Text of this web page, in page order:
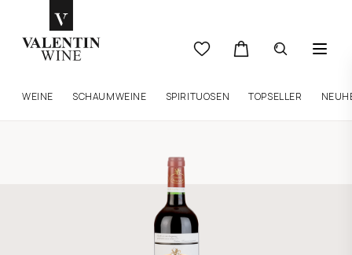
WEINE SCHAUMWEINE SPIRITUOSEN TOPSELLER